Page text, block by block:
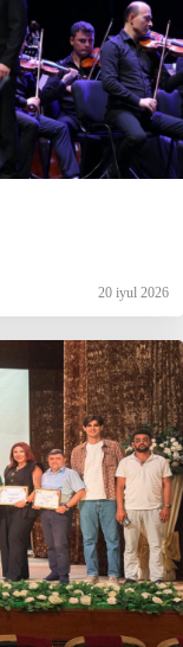
20 iyul 2026